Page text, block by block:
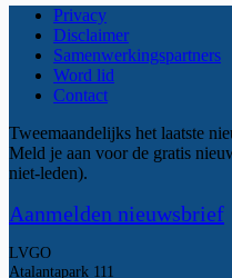
Privacy
Disclaimer
Samenwerkingspartners
Word lid
Contact
Tweemaandelijks het laatste
Meld je aan voor de gratis
niet-leden).
Aanmelden nieuwsbrief
LVGO
Atalantapark 111